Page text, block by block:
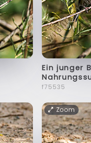
Ein junger
f75535
Zoom